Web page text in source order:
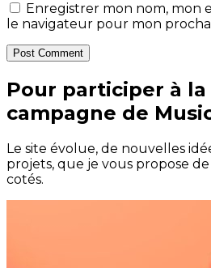
Enregistrer mon nom, mon
le navigateur pour mon
Post Comment
Pour participer à
campagne de
Le site évolue, de nouvelles
projets, que je vous propose de
cotés.